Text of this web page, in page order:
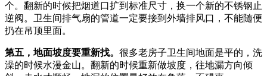
个。翻新的时候把烟道口扩到标准尺寸，换一个新的不锈钢止
逆阀。卫生间排气扇的管道一定要接到外墙排风口，不能随便
扔在吊顶里面。
第五，地面坡度要重新找。 很多老房子卫生间地面是平的，洗
澡的时候水漫金山。翻新的时候重新做坡度，往地漏方向倾